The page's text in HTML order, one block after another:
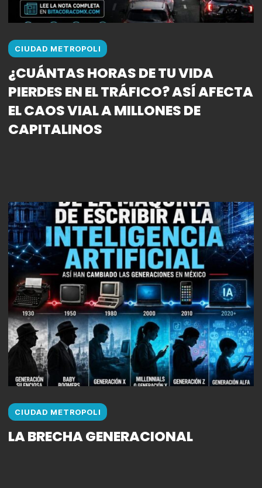
CIUDAD METROPOLI
¿CUÁNTAS HORAS DE TU VIDA
PIERDES EN EL TRÁFICO? ASÍ AFECTA
EL CAOS VIAL A MILLONES DE
CAPITALINOS
CIUDAD METROPOLI
LA BRECHA GENERACIONAL